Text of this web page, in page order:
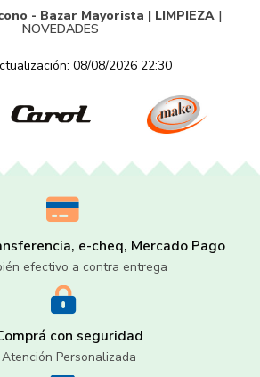
- Bazar Mayorista | LIMPIEZA|
NOVEDADES
08/08/2026 22:30
e-cheq, Mercado Pago
efectivo a contra entrega
con seguridad
Atención Personalizada